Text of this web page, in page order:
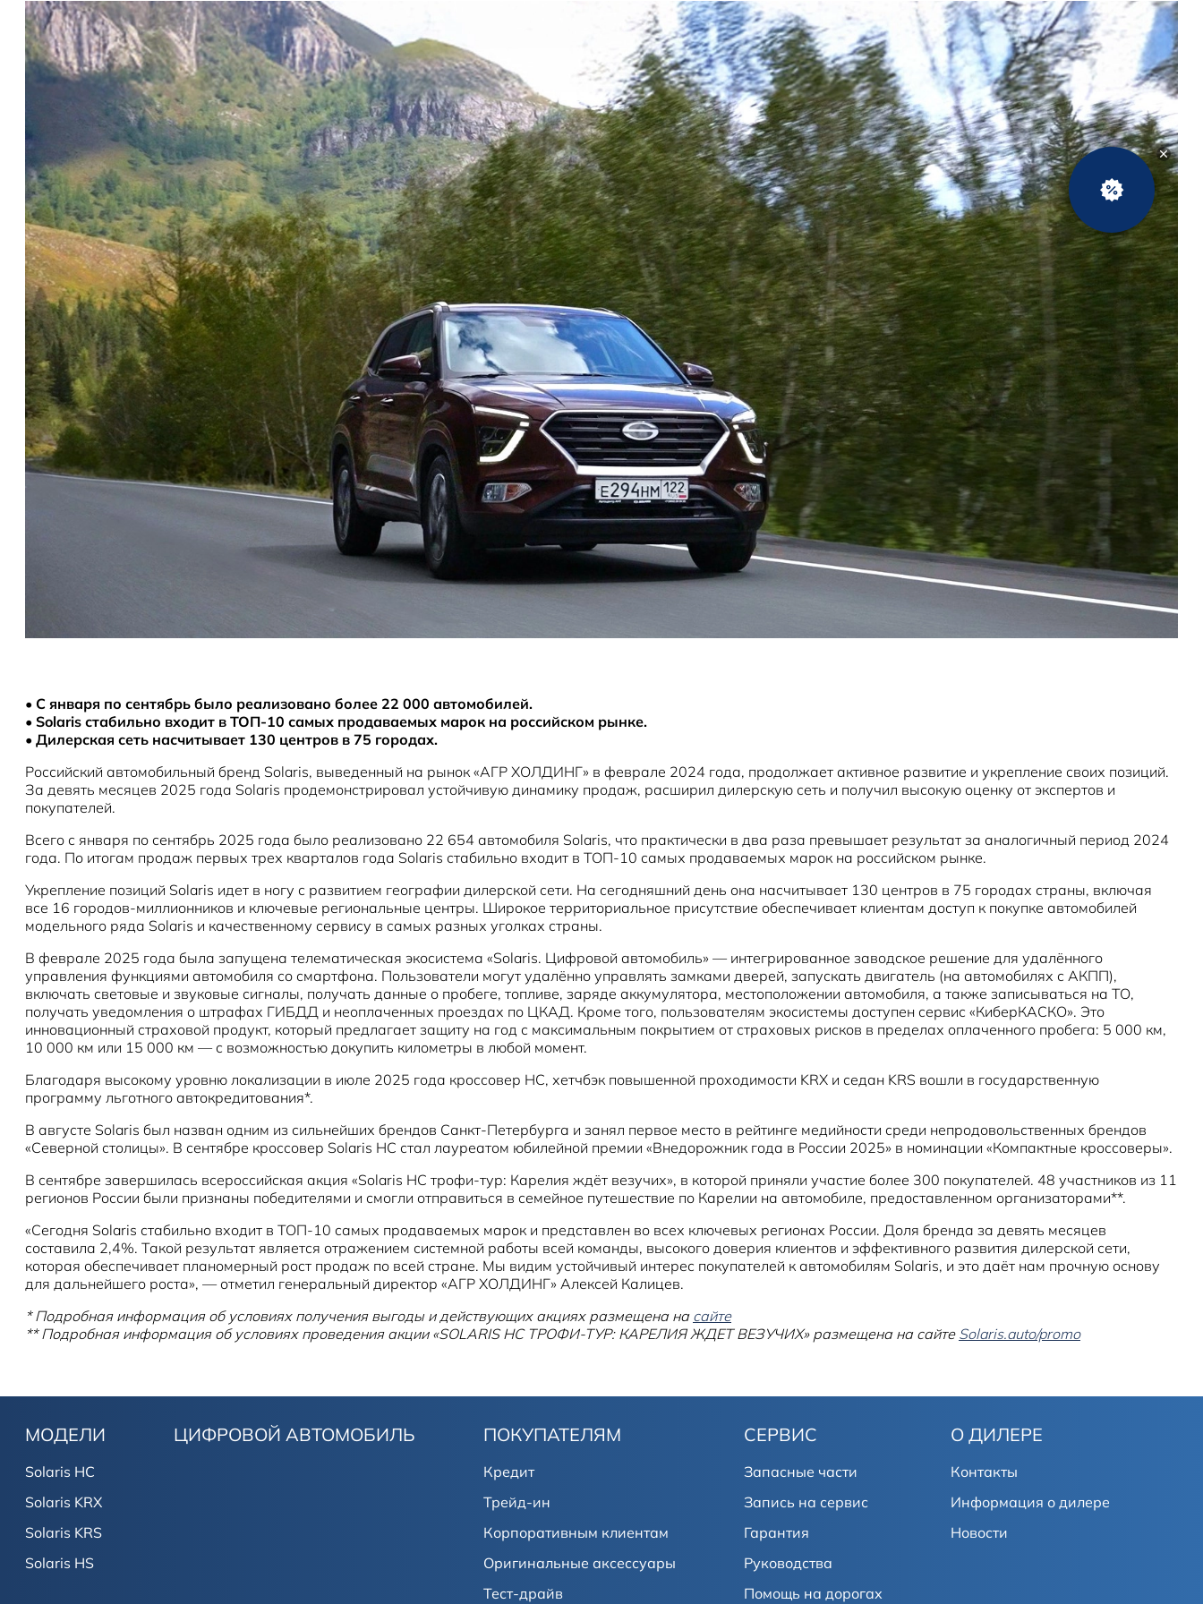
• С января по сентябрь было реализовано более 22 000 автомобилей.
• Solaris стабильно входит в ТОП-10 самых продаваемых марок на российском рынке.
• Дилерская сеть насчитывает 130 центров в 75 городах.
Российский автомобильный бренд Solaris, выведенный на рынок «АГР ХОЛДИНГ» в феврале 2024 года, продолжает активное развитие и укрепление своих позиций.
За девять месяцев 2025 года Solaris продемонстрировал устойчивую динамику продаж, расширил дилерскую сеть и получил высокую оценку от экспертов и
покупателей.
Всего с января по сентябрь 2025 года было реализовано 22 654 автомобиля Solaris, что практически в два раза превышает результат за аналогичный период 2024
года. По итогам продаж первых трех кварталов года Solaris стабильно входит в ТОП-10 самых продаваемых марок на российском рынке.
Укрепление позиций Solaris идет в ногу с развитием географии дилерской сети. На сегодняшний день она насчитывает 130 центров в 75 городах страны, включая
все 16 городов-миллионников и ключевые региональные центры. Широкое территориальное присутствие обеспечивает клиентам доступ к покупке автомобилей
модельного ряда Solaris и качественному сервису в самых разных уголках страны.
В феврале 2025 года была запущена телематическая экосистема «Solaris. Цифровой автомобиль» — интегрированное заводское решение для удалённого
управления функциями автомобиля со смартфона. Пользователи могут удалённо управлять замками дверей, запускать двигатель (на автомобилях с АКПП),
включать световые и звуковые сигналы, получать данные о пробеге, топливе, заряде аккумулятора, местоположении автомобиля, а также записываться на ТО,
получать уведомления о штрафах ГИБДД и неоплаченных проездах по ЦКАД. Кроме того, пользователям экосистемы доступен сервис «КиберКАСКО». Это
инновационный страховой продукт, который предлагает защиту на год с максимальным покрытием от страховых рисков в пределах оплаченного пробега: 5 000 км,
10 000 км или 15 000 км — с возможностью докупить километры в любой момент.
Благодаря высокому уровню локализации в июле 2025 года кроссовер HC, хетчбэк повышенной проходимости KRX и седан KRS вошли в государственную
программу льготного автокредитования*.
В августе Solaris был назван одним из сильнейших брендов Санкт-Петербурга и занял первое место в рейтинге медийности среди непродовольственных брендов
«Северной столицы». В сентябре кроссовер Solaris HC стал лауреатом юбилейной премии «Внедорожник года в России 2025» в номинации «Компактные кроссоверы».
В сентябре завершилась всероссийская акция «Solaris HC трофи-тур: Карелия ждёт везучих», в которой приняли участие более 300 покупателей. 48 участников из 11
регионов России были признаны победителями и смогли отправиться в семейное путешествие по Карелии на автомобиле, предоставленном организаторами**.
«Сегодня Solaris стабильно входит в ТОП-10 самых продаваемых марок и представлен во всех ключевых регионах России. Доля бренда за девять месяцев
составила 2,4%. Такой результат является отражением системной работы всей команды, высокого доверия клиентов и эффективного развития дилерской сети,
которая обеспечивает планомерный рост продаж по всей стране. Мы видим устойчивый интерес покупателей к автомобилям Solaris, и это даёт нам прочную основу
для дальнейшего роста», — отметил генеральный директор «АГР ХОЛДИНГ» Алексей Калицев.
* Подробная информация об условиях получения выгоды и действующих акциях размещена на сайте
** Подробная информация об условиях проведения акции «SOLARIS HC ТРОФИ-ТУР: КАРЕЛИЯ ЖДЕТ ВЕЗУЧИХ» размещена на сайте Solaris.auto/promo
МОДЕЛИ
Solaris HC
Solaris KRX
Solaris KRS
Solaris HS
ЦИФРОВОЙ АВТОМОБИЛЬ ПОКУПАТЕЛЯМ
Кредит
Трейд-ин
Корпоративным клиентам
Оригинальные аксессуары
Тест-драйв
СЕРВИС
Запасные части
Запись на сервис
Гарантия
Руководства
Помощь на дорогах
О ДИЛЕРЕ
Контакты
Информация о дилере
Новости